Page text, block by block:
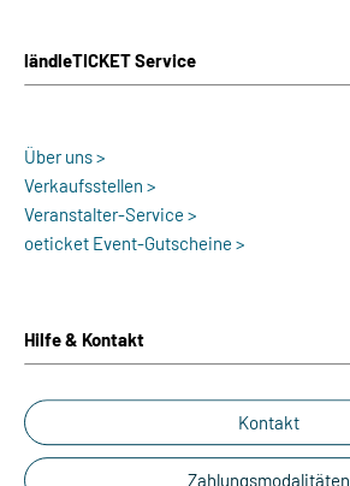
ländleTICKET Service
Über uns >
Verkaufsstellen >
Veranstalter-Service >
oeticket Event-Gutscheine >
Hilfe & Kontakt
Kontakt
Zahlungsmodalitäten